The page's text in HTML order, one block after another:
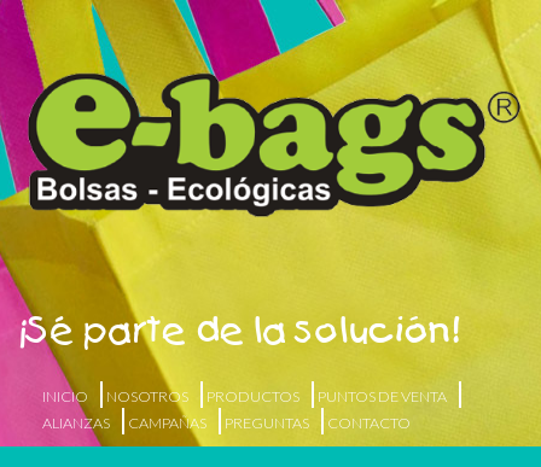
¡Sé parte de la solución!
INICIO NOSOTROS PRODUCTOS
PUNTOS DE VENTA
ALIANZAS
CAMPAÑAS PREGUNTAS CONTACTO